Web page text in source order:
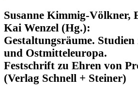
Susanne Kimmig-Völkner,
Kai Wenzel (Hg.):
Gestaltungsräume.
und Ostmitteleuropa.
Festschrift zu Ehren von
(Verlag Schnell + Steiner)